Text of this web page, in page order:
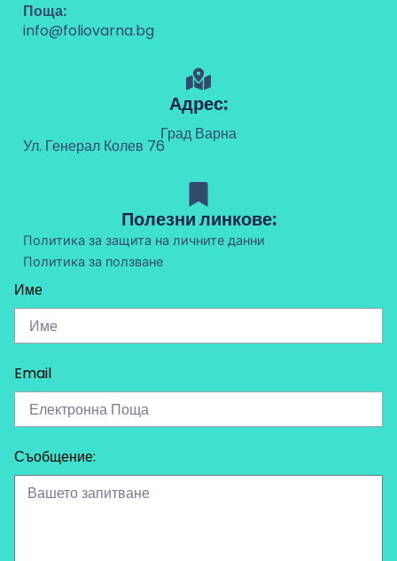
Поща:
info@foliovarna.bg
Адрес:
Град Варна
Ул. Генерал Колев 76
Полезни линкове:
Политика за защита на личните данни
Политика за ползване
Име
Email
Съобщение: